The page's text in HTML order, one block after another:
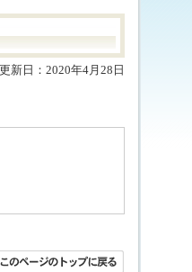
更新日：2020年4月28日